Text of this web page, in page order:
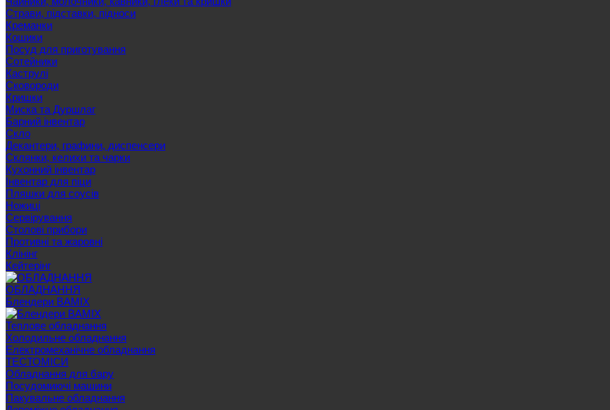
Страви, підставки, підноси
Креманки
Кошики
Посуд для приготування
Сотейники
Каструлі
Сковороди
Кришки
Миска та Дуршлаг
Барний інвентар
Скло
Декантери, графини, диспенсери
Склянки, келихи та чарки
Кухонний інвентар
Інвентар для піци
Пляшки для соусів
Ножиці
Сервірування
Cтолові прибори
Противні та жаровні
Клінінг
Кейтерінг
ОБЛАДНАННЯ
Блендери BAMIX
Теплове обладнання
Холодильне обладнання
Електромеханічне обладнання
ТЕСТОМІСИ
Обладнання для бару
Посудомиючі машини
Пакувальне обладнання